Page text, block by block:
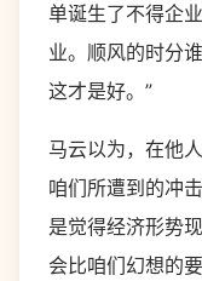
单诞生了不得企
业。顺风的时分
这才是好。”
马云以为，在他
咱们所遭到的冲
是觉得经济形势
会比咱们幻想的